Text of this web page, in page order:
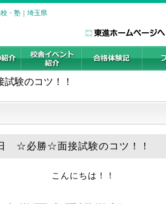
・塾｜埼玉県
験のコツ！！
☆必勝☆面接試験のコツ！！
こんにちは！！